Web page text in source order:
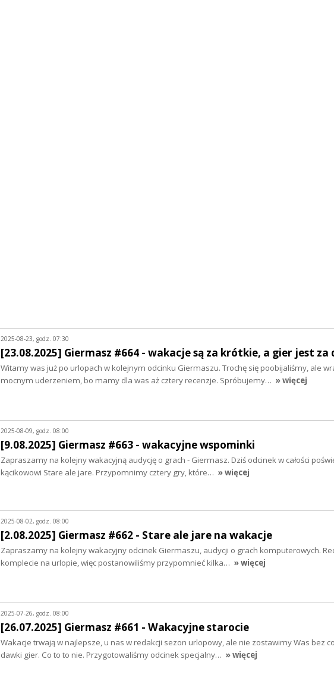
2025-08-23, godz. 07:30
[23.08.2025] Giermasz #664 - wakacje są za krótkie, a gier jest za
Witamy was już po urlopach w kolejnym odcinku Giermaszu. Trochę się poobijaliśmy, ale
mocnym uderzeniem, bo mamy dla was aż cztery recenzje. Spróbujemy… » więcej
2025-08-09, godz. 08:00
[9.08.2025] Giermasz #663 - wakacyjne wspominki
Zapraszamy na kolejny wakacyjną audycję o grach - Giermasz. Dziś odcinek w całości
kącikowowi Stare ale jare. Przypomnimy cztery gry, które… » więcej
2025-08-02, godz. 08:00
[2.08.2025] Giermasz #662 - Stare ale jare na wakacje
Zapraszamy na kolejny wakacyjny odcinek Giermaszu, audycji o grach komputerowych.
komplecie na urlopie, więc postanowiliśmy przypomnieć kilka… » więcej
2025-07-26, godz. 08:00
[26.07.2025] Giermasz #661 - Wakacyjne starocie
Wakacje trwają w najlepsze, u nas w redakcji sezon urlopowy, ale nie zostawimy Was bez
dawki gier. Co to to nie. Przygotowaliśmy odcinek specjalny… » więcej